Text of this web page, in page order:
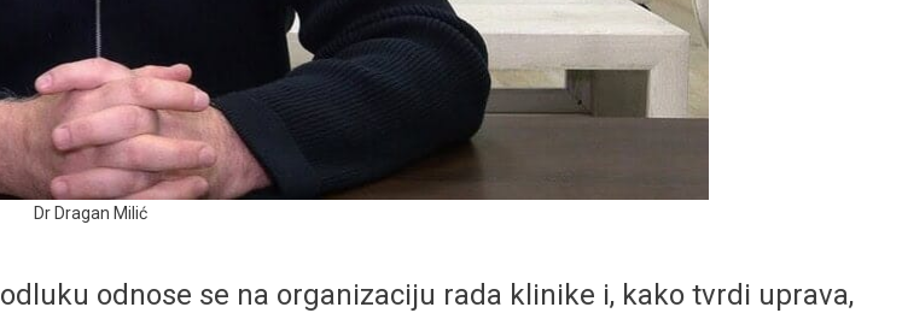
Dr Dragan Milić
odnose se na organizaciju rada klinike i, kako tvrdi uprava,